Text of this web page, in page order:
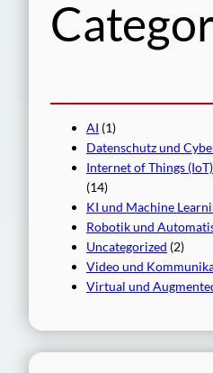
AI (1)
Datenschutz und
Internet of Things
(14)
KI und Machine
Robotik und
Uncategorized (2)
Video und
Virtual und